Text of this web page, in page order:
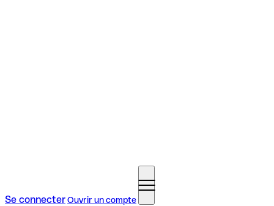
Se connecterOuvrir un compte